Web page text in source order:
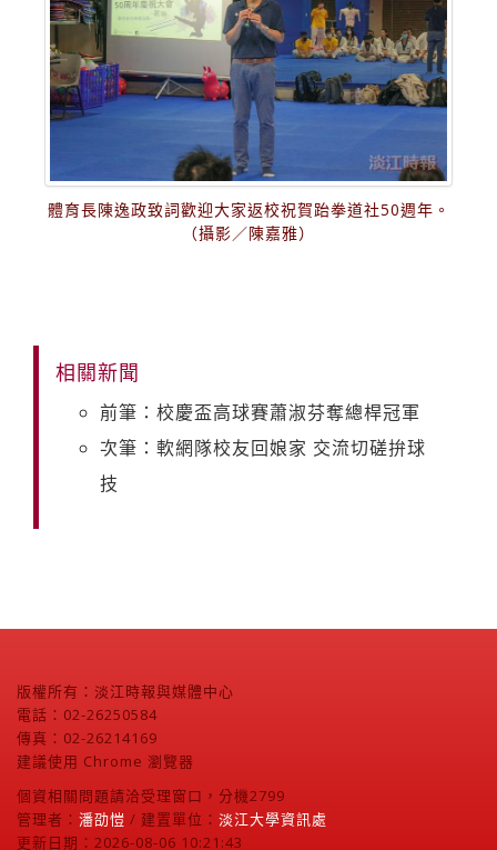
體育長陳逸政致詞歡迎大家返校祝賀跆拳道社50週年。
（攝影／陳嘉雅）
相關新聞
前筆：校慶盃高球賽蕭淑芬奪總桿冠軍
次筆：軟網隊校友回娘家 交流切磋拚球
技
版權所有：淡江時報與媒體中心
電話：02-26250584
傳真：02-26214169
建議使用 Chrome 瀏覽器
個資相關問題請洽受理窗口，分機2799
管理者： 潘劭愷 / 建置單位： 淡江大學資訊處
更新日期：2026-08-06 10:21:43